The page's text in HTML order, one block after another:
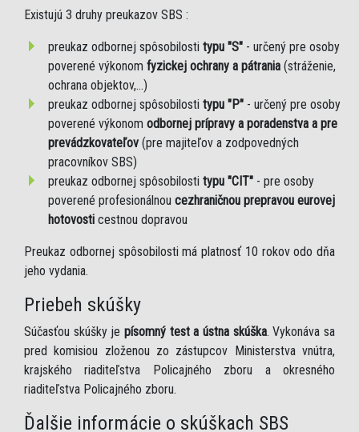
Existujú 3 druhy preukazov SBS :
preukaz odbornej spôsobilosti typu "S" - určený pre osoby
poverené výkonom fyzickej ochrany a pátrania (stráženie,
ochrana objektov,...)
preukaz odbornej spôsobilosti typu "P" - určený pre osoby
poverené výkonom odbornej prípravy a poradenstva a pre
prevádzkovateľov (pre majiteľov a zodpovedných
pracovníkov SBS)
preukaz odbornej spôsobilosti typu "CIT" - pre osoby
poverené profesionálnou cezhraničnou prepravou eurovej
hotovosti cestnou dopravou
Preukaz odbornej spôsobilosti má platnosť 10 rokov odo dňa
jeho vydania.
Priebeh skúšky
Súčasťou skúšky je písomný test a ústna skúška. Vykonáva sa
pred komisiou zloženou zo zástupcov Ministerstva vnútra,
krajského riaditeľstva Policajného zboru a okresného
riaditeľstva Policajného zboru.
Ďalšie informácie o skúškach SBS